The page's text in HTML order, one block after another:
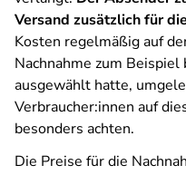
Versand zusätzlich für
Kosten regelmäßig auf
Nachnahme zum
ausgewählt hatte,
Verbraucher:innen auf
besonders achten.
Die Preise für die